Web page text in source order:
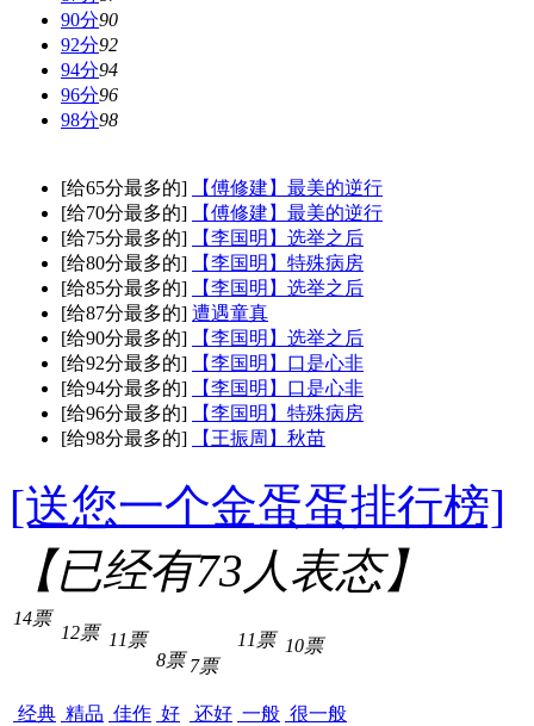
90分90
92分92
94分94
96分96
98分98
[给65分最多的]
【傅修建】最美的逆行
[给70分最多的]
【傅修建】最美的逆行
[给75分最多的]
【李国明】选举之后
[给80分最多的]
【李国明】特殊病房
[给85分最多的]
【李国明】选举之后
[给87分最多的] 遭遇童真
[给90分最多的]
【李国明】选举之后
[给92分最多的]
【李国明】口是心非
[给94分最多的]
【李国明】口是心非
[给96分最多的]
【李国明】特殊病房
[给98分最多的]
【王振周】秋苗
[送您一个金蛋蛋排行榜]
【已经有73人表态】
14票
经典
12票
精品
11票
佳作
8票
好
7票
还好
11票
一般
10票
很一般